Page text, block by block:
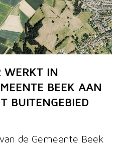
WERKT IN
BEEK AAN
BUITENGEBIED
de Gemeente Beek